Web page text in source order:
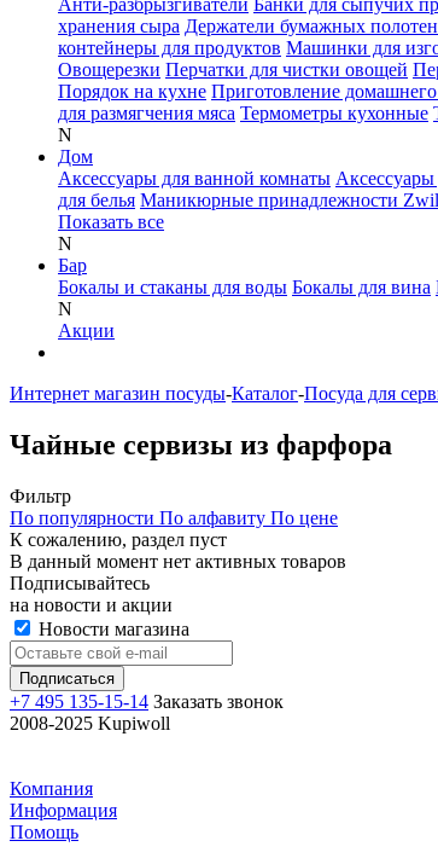
Анти-разбрызгиватели Банки для сыпучих
хранения сыра Держатели бумажных
контейнеры для продуктов Машинки для
Овощерезки Перчатки для чистки овощей
Порядок на кухне Приготовление
для размягчения мяса Термометры кухонные
N
Дом
Аксессуары для ванной комнаты
для белья Маникюрные принадлежности
Показать все
N
Бар
Бокалы и стаканы для воды Бокалы для вина
N
Акции
Интернет магазин посуды-Каталог-Посуда для
Чайные сервизы из фарфора
Фильтр
По популярности По алфавиту По цене
К сожалению, раздел пуст
В данный момент нет активных товаров
Подписывайтесь
на новости и акции
Новости магазина
+7 495 135-15-14 Заказать звонок
2008-2025 Kupiwoll
Компания
Информация
Помощь